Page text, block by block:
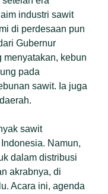
industri sawit
di perdesaan pun
Gubernur
menyatakan, kebun
pada
sawit. Ia juga
sawit
Namun,
dalam distribusi
akrabnya, di
Acara ini, agenda